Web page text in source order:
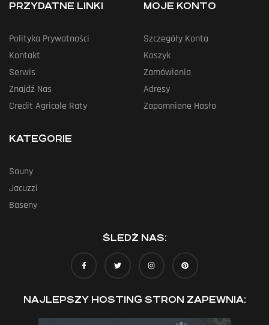
PRZYDATNE LINKI
Polityka Prywatności
Kontakt
Serwis
Znajdź Nas
Credit Agricole Raty
MOJE KONTO
Szczegóły Konta
Koszyk
Zamówienia
Adresy
Zapomniane Hasło
KATEGORIE
Sauny
Jacuzzi
Baseny
ŚLEDŹ NAS:
NAJLEPSZY HOSTING STRON ZAPEWNIA: